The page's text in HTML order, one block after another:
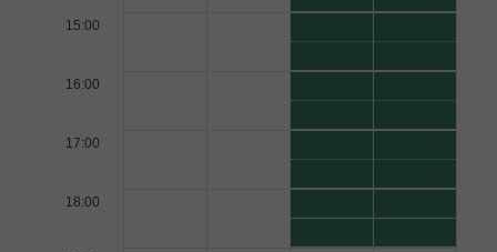
15:00
16:00
17:00
18:00